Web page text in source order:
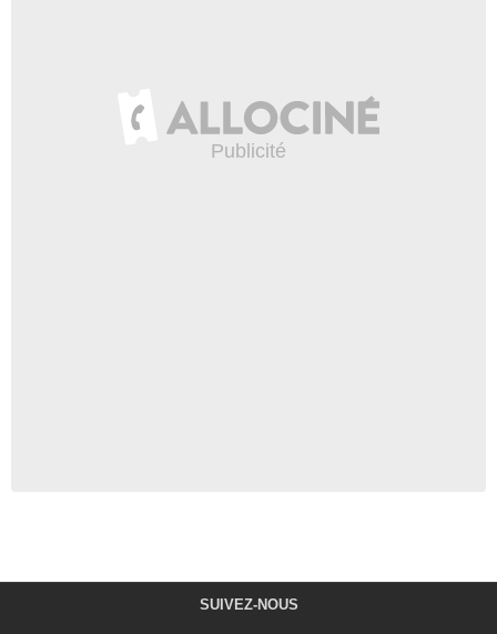
SUIVEZ-NOUS